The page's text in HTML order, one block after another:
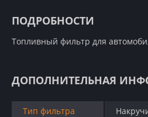
ПОДРОБНОСТИ
Топливный фильтр для
ДОПОЛНИТЕЛЬНАЯ
Тип фильтра